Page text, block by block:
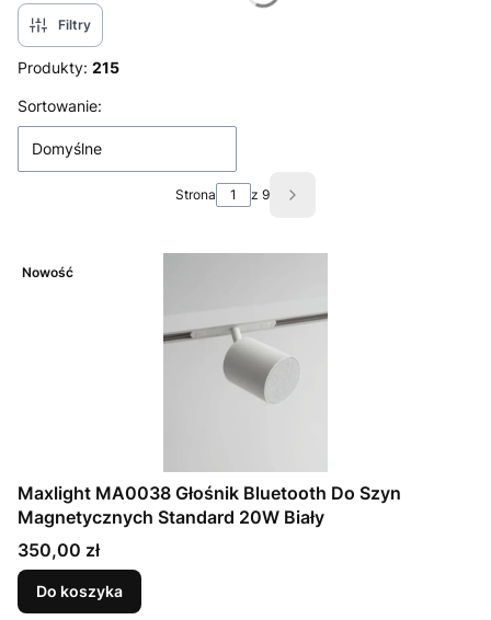
Filtry
Produkty: 215
Lista produktów
Sortowanie:
Domyślne
Strona z 9 Następne produkty
Nowość
Maxlight MA0038 Głośnik Bluetooth Do Szyn
Magnetycznych Standard 20W Biały
Cena
350,00 zł
Do koszyka